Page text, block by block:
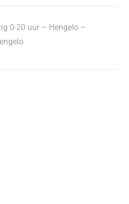
0-20 uur – Hengelo –